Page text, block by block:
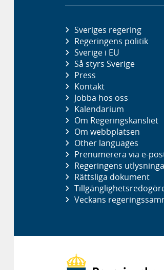
Sveriges regering
Regeringens politik
Sverige i EU
Så styrs Sverige
Press
Kontakt
Jobba hos oss
Kalendarium
Om Regeringskansliet
Om webbplatsen
Other languages
Prenumerera via e-
Regeringens
Rättsliga dokument
Veckans